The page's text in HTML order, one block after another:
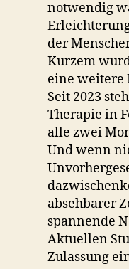
notwendig
der
Kurzem
eine weitere
Seit 2023
Therapie in
alle zwei
Und wenn
absehbarer
spannende
Aktuellen
Zulassung